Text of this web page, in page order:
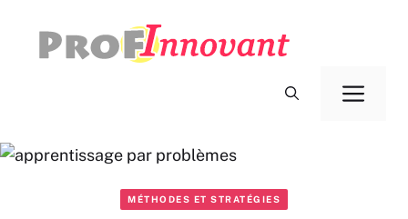
contenu
MÉTHODES ET STRATÉGIES